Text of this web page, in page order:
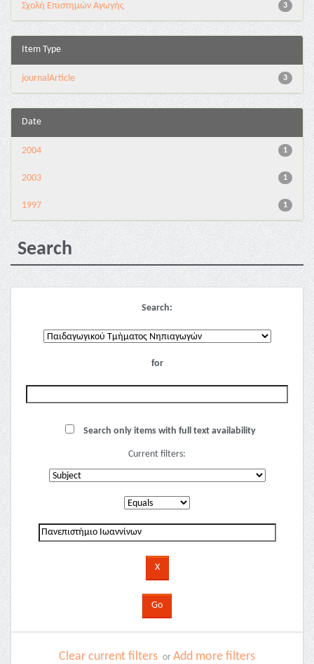
3
Σχολή Επιστημών Αγωγής
Item Type
3
journalArticle
Date
1
2004
1
2003
1
1997
Search
Search:
for
Search only items with full text availability
Current filters:
Clear current filters or Add more filters